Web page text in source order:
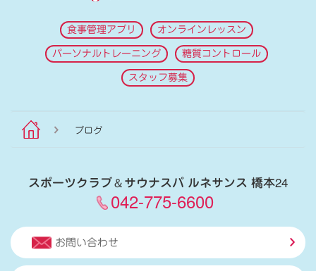
食事管理アプリ オンラインレッスン
パーソナルトレーニング 糖質コントロール
スタッフ募集
ブログ
スポーツクラブ＆サウナスパ ルネサンス 橋本24
042-775-6600
お問い合わせ